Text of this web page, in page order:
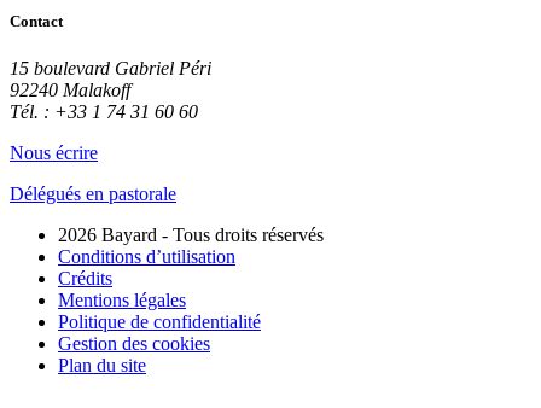
Contact
15 boulevard Gabriel Péri
92240 Malakoff
Tél. : +33 1 74 31 60 60
Nous écrire
Délégués en pastorale
2026 Bayard - Tous droits réservés
Conditions d’utilisation
Crédits
Mentions légales
Politique de confidentialité
Gestion des cookies
Plan du site